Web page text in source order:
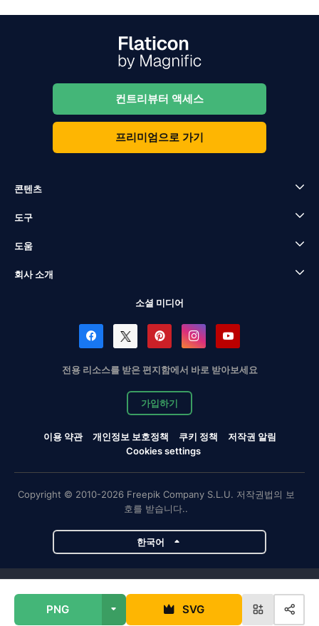
PNG SVG
컨트리뷰터 액세스
프리미엄으로 가기
콘텐츠
도구
도움
회사 소개
소셜 미디어
전용 리소스를 받은 편지함에서 바로 받아보세요
가입하기
이용 약관 개인정보 보호정책 쿠키 정책
저작권 알림
Cookies settings
Copyright © 2010-2026 Freepik Company S.L.U. 저작권법의 보
호를 받습니다..
한국어